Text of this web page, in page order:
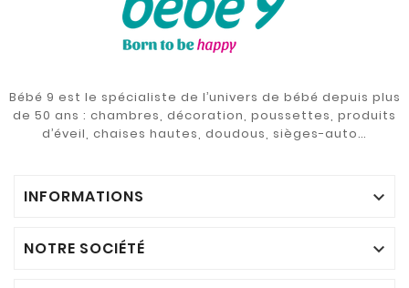
Bébé 9 est le spécialiste de l’univers de bébé depuis plus
de 50 ans : chambres, décoration, poussettes, produits
d’éveil, chaises hautes, doudous, sièges-auto…
INFORMATIONS 
NOTRE SOCIÉTÉ 